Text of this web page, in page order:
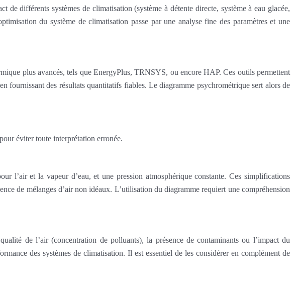
de différents systèmes de climatisation (système à détente directe, système à eau glacée,
du système de climatisation passe par une analyse fine des paramètres et une
plus avancés, tels que EnergyPlus, TRNSYS, ou encore HAP. Ces outils permettent
fournissant des résultats quantitatifs fiables. Le diagramme psychrométrique sert alors de
éviter toute interprétation erronée.
l’air et la vapeur d’eau, et une pression atmosphérique constante. Ces simplifications
de mélanges d’air non idéaux. L’utilisation du diagramme requiert une compréhension
de l’air (concentration de polluants), la présence de contaminants ou l’impact du
des systèmes de climatisation. Il est essentiel de les considérer en complément de